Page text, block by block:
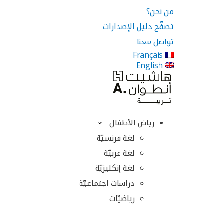
من نحن؟
تصفّح دليل الإصدارات
تواصل معنا
Français
English
رياض الأطفال
لغة فرنسيّة
لغة عربيّة
لغة إنكليزيّة
دراسات اجتماعيّة
رياضيّات